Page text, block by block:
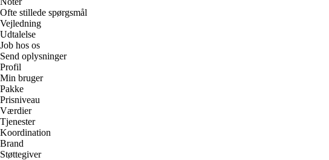
Ofte stillede spørgsmål
Vejledning
Udtalelse
Job hos os
Send oplysninger
Profil
Min bruger
Pakke
Prisniveau
Værdier
Tjenester
Koordination
Brand
Støttegiver